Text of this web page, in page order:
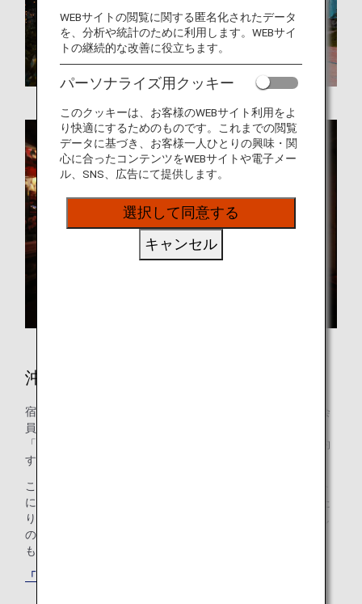
沖縄のホテル
宿泊施設のご予約はお済みですか？ANAマイレージクラブ会
員のお客様は、世界の約100万軒のホテルが利用できる
「ANAワールドホテル」サービスを使って、ホテルをご予約
することができます。
このサービスを使えば、ANAマイレージクラブのアカウント
にログインして最適なホテルを選ぶだけで、マイルを貯めた
り使ったりできます。ご家族でプール付きのホテルをお探し
の方も、ご出張のニーズにお応えするホテルをお探しの方
も、最適な「もうひとつの我が家」が見つかります。
「ANAワールドホテル」サービスでホテルを探す
WEBサイトの閲覧に関する匿名化されたデータ
を、分析や統計のために利用します。WEBサイ
トの継続的な改善に役立ちます。
パーソナライズ用クッキー
このクッキーは、お客様のWEBサイト利用をよ
り快適にするためのものです。これまでの閲覧
データに基づき、お客様一人ひとりの興味・関
心に合ったコンテンツをWEBサイトや電子メー
ル、SNS、広告にて提供します。
選択して同意する
キャンセル